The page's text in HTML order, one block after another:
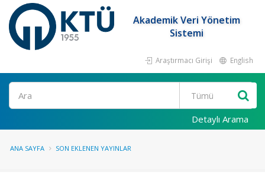
Akademik Veri Yönetim
Sistemi
Araştırmacı Girişi English
Ara
Detaylı Arama
ANA SAYFA SON EKLENEN YAYINLAR